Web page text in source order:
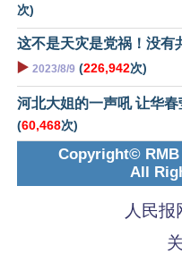
次)
这不是天灾是党祸！没有
▶️ 2023/8/9 (226,942次)
河北大姐的一声吼 让华
(60,468次)
Copyright©
All
人民报